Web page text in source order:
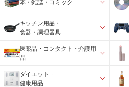
本・雑誌・コミック
キッチン用品・
食器・調理器具
医薬品・コンタクト・介護用
品
ダイエット・
健康用品